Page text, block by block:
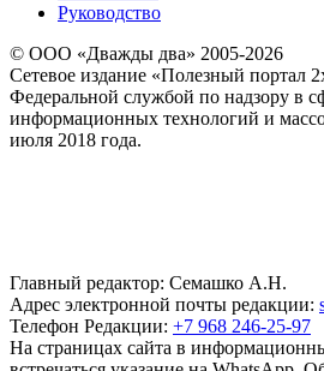
Руководство
© ООО «Дважды два» 2005-2026
Сетевое издание «Полезный портал
Федеральной службой по надзору в
информационных технологий и
июля 2018 года.
Главный редактор: Семашко А.Н.
Адрес электронной почты редакции:
Телефон Редакции: +7 968 246-25-97
На страницах сайта в